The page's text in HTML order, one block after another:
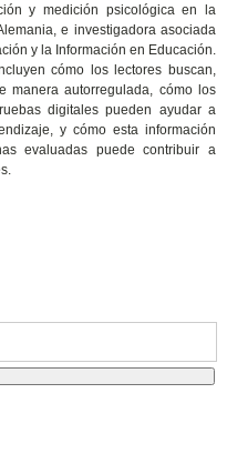
y medición psicológica en la
e investigadora asociada
y la Información en Educación.
cómo los lectores buscan,
manera autorregulada, cómo los
digitales pueden ayudar a
y cómo esta información
evaluadas puede contribuir a